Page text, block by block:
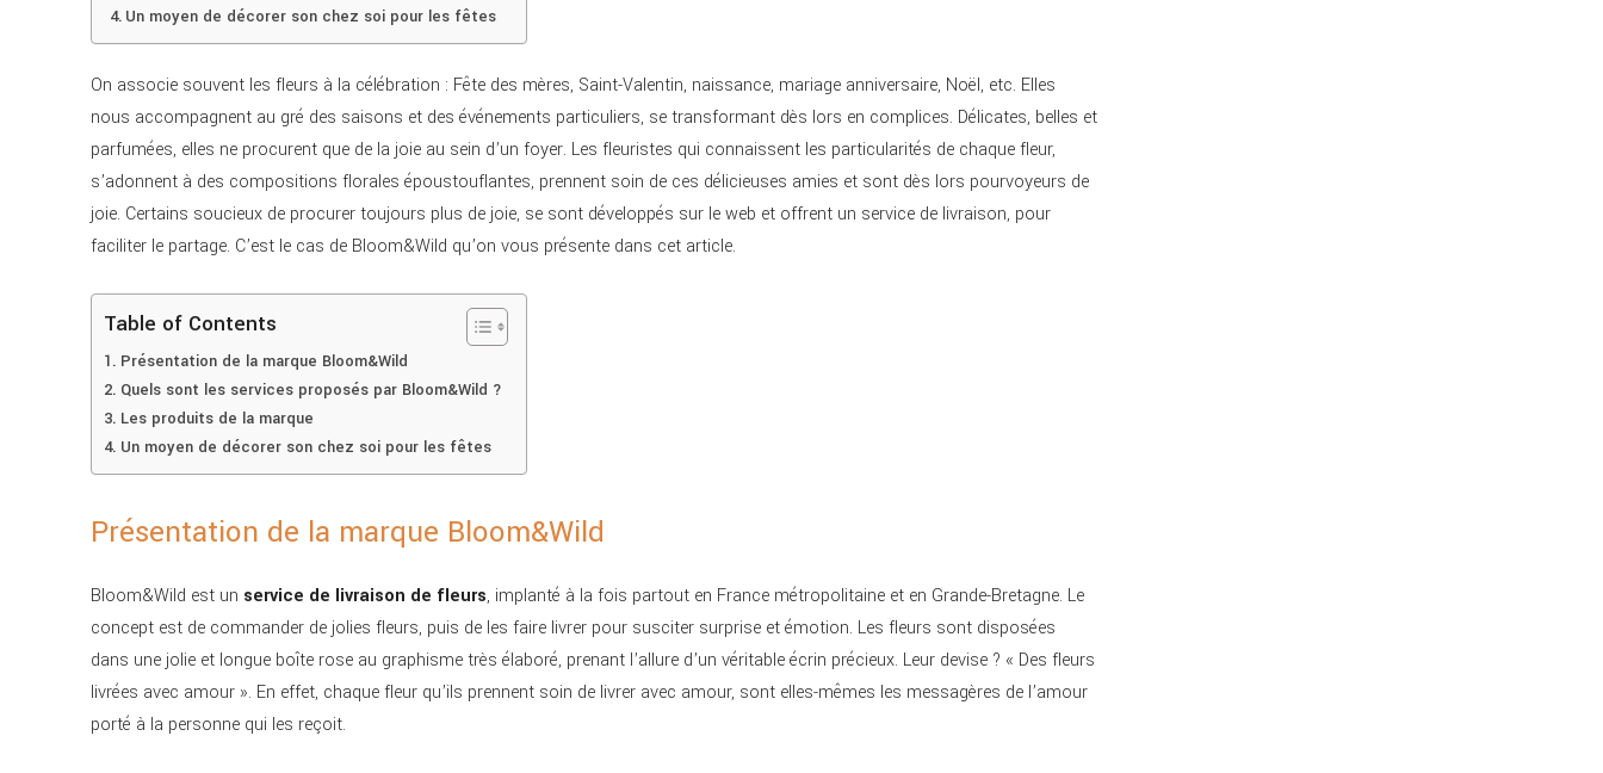
Un moyen de décorer son chez soi pour les fêtes
On associe souvent les fleurs à la célébration : Fête des mères, Saint-Valentin, naissance, mariage anniversaire, Noël, etc. Elles
nous accompagnent au gré des saisons et des événements particuliers, se transformant dès lors en complices. Délicates, belles et
parfumées, elles ne procurent que de la joie au sein d’un foyer. Les fleuristes qui connaissent les particularités de chaque fleur,
s’adonnent à des compositions florales époustouflantes, prennent soin de ces délicieuses amies et sont dès lors pourvoyeurs de
joie. Certains soucieux de procurer toujours plus de joie, se sont développés sur le web et offrent un service de livraison, pour
faciliter le partage. C’est le cas de Bloom&Wild qu’on vous présente dans cet article.
Table of Contents
Présentation de la marque Bloom&Wild
Quels sont les services proposés par Bloom&Wild ?
Les produits de la marque
Un moyen de décorer son chez soi pour les fêtes
Présentation de la marque Bloom&Wild
Bloom&Wild est un service de livraison de fleurs, implanté à la fois partout en France métropolitaine et en Grande-Bretagne. Le
concept est de commander de jolies fleurs, puis de les faire livrer pour susciter surprise et émotion. Les fleurs sont disposées
dans une jolie et longue boîte rose au graphisme très élaboré, prenant l’allure d’un véritable écrin précieux. Leur devise ? « Des fleurs
livrées avec amour ». En effet, chaque fleur qu’ils prennent soin de livrer avec amour, sont elles-mêmes les messagères de l’amour
porté à la personne qui les reçoit.